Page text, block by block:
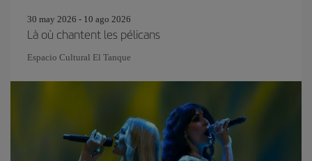
30 may 2026 - 10 ago 2026
Là où chantent les pélicans
Espacio Cultural El Tanque